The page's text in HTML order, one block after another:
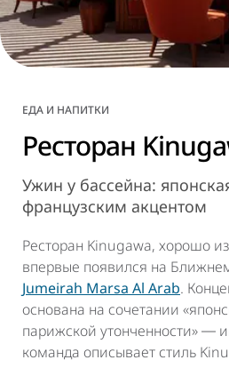
ЕДА И НАПИТКИ
Ресторан
Ужин у бассейна:
французским акцентом
Ресторан Kinugawa, хорошо
впервые появился на
Jumeirah Marsa Al Arab.
основана на сочетании
парижской утонченности» ―
команда описывает стиль